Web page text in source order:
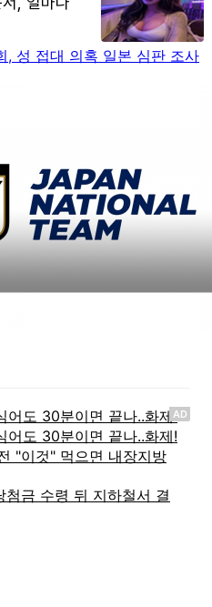
, 성 접대 의혹 일본 심판 조사
AD